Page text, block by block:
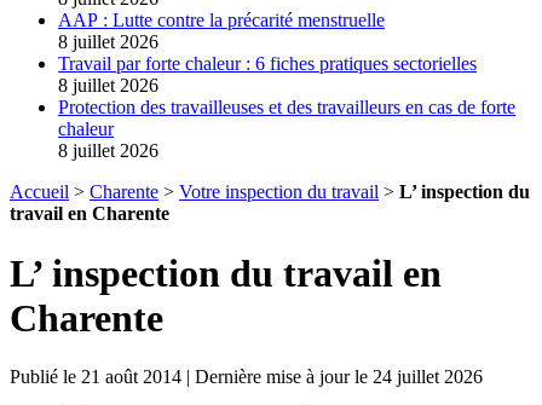
AAP : Lutte contre la précarité menstruelle
8 juillet 2026
Travail par forte chaleur : 6 fiches pratiques sectorielles
8 juillet 2026
Protection des travailleuses et des travailleurs en cas de forte
chaleur
8 juillet 2026
Accueil > Charente > Votre inspection du travail > L’ inspection du
travail en Charente
L’ inspection du travail en
Charente
Publié le 21 août 2014 | Dernière mise à jour le 24 juillet 2026